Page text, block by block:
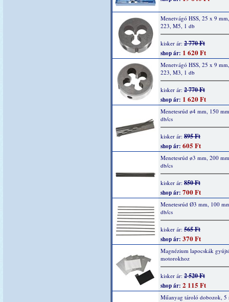
Menetvágó HSS, 25 x 9
223, M5, 1 db
kisker ár: 2 770 Ft
shop ár: 1 620 Ft
Menetvágó HSS, 25 x 9
223, M3, 1 db
kisker ár: 2 770 Ft
shop ár: 1 620 Ft
Menetesrúd ø4 mm, 150
db/cs
kisker ár: 895 Ft
shop ár: 605 Ft
Menetesrúd ø3 mm, 200
db/cs
kisker ár: 850 Ft
shop ár: 700 Ft
Menetesrúd Ø3 mm, 100
db/cs
kisker ár: 565 Ft
shop ár: 370 Ft
Magnézium lapocskák
motorokhoz
kisker ár: 2 520 Ft
shop ár: 2 115 Ft
Műanyag tároló dobozok, 5